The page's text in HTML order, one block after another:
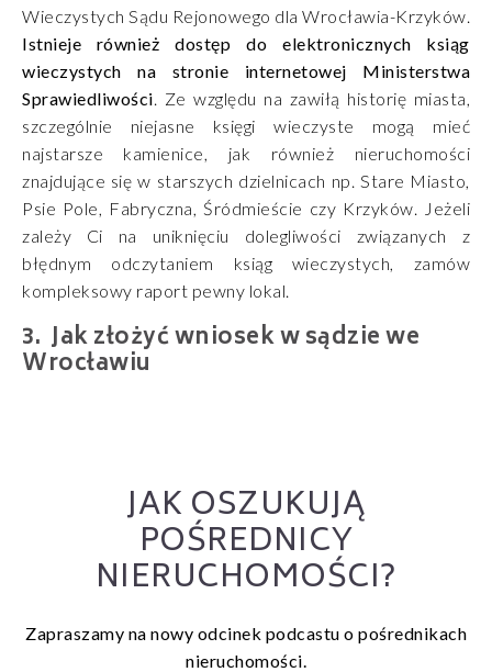
Wieczystych Sądu Rejonowego dla Wrocławia-Krzyków.
Istnieje również dostęp do elektronicznych ksiąg
wieczystych na stronie internetowej Ministerstwa
Sprawiedliwości . Ze względu na zawiłą historię miasta,
szczególnie niejasne księgi wieczyste mogą mieć
najstarsze kamienice, jak również nieruchomości
znajdujące się w starszych dzielnicach np. Stare Miasto,
Psie Pole, Fabryczna, Śródmieście czy Krzyków. Jeżeli
zależy Ci na uniknięciu dolegliwości związanych z
błędnym odczytaniem ksiąg wieczystych, zamów
kompleksowy raport pewny lokal.
Jak złożyć wniosek w sądzie we
Wrocławiu
JAK OSZUKUJĄ
POŚREDNICY
NIERUCHOMOŚCI?
Zapraszamy na nowy odcinek podcastu o pośrednikach
nieruchomości.